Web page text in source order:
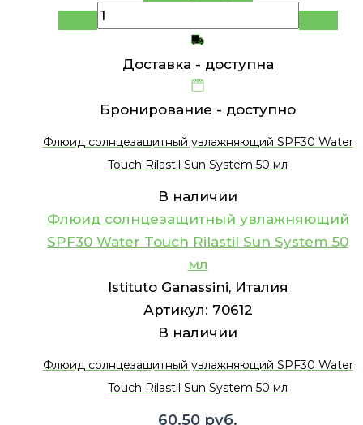
Доставка - доступна
Бронирование - доступно
Флюид солнцезащитный увлажняющий SPF30 Water
Touch Rilastil Sun System 50 мл
В наличии
Флюид солнцезащитный увлажняющий
SPF30 Water Touch Rilastil Sun System 50
мл
Istituto Ganassini, Италия
Артикул: 70612
В наличии
Флюид солнцезащитный увлажняющий SPF30 Water
Touch Rilastil Sun System 50 мл
60.50 руб.